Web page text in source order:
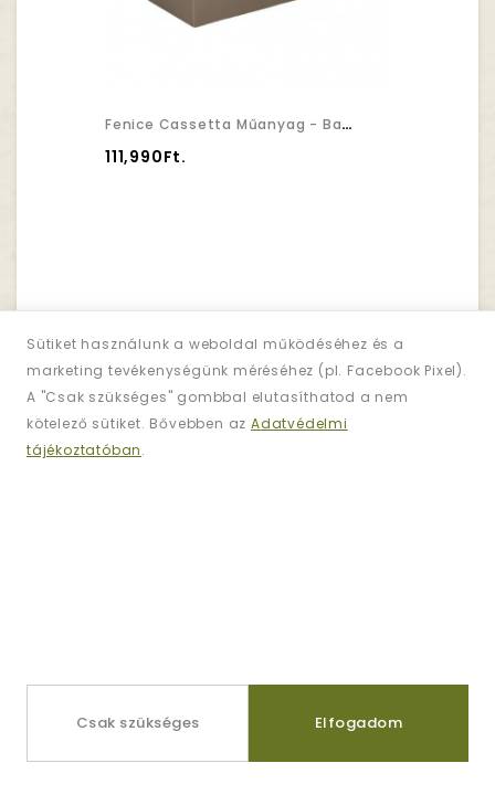
Sütiket használunk a weboldal működéséhez és a
marketing tevékenységünk méréséhez (pl. Facebook Pixel).
A "Csak szükséges" gombbal elutasíthatod a nem
kötelező sütiket. Bővebben az Adatvédelmi
tájékoztatóban.
Csak szükséges Elfogadom
Fenice Cassetta Műanyag - Barna 100x45x45,5cm
111,990Ft.
Hírlevél
Iratkozzon Fel!